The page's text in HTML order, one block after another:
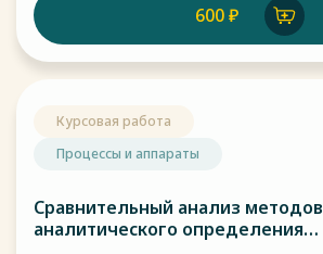
600 ₽
Курсовая работа
Процессы и аппараты
Сравнительный анализ методов
аналитического определения